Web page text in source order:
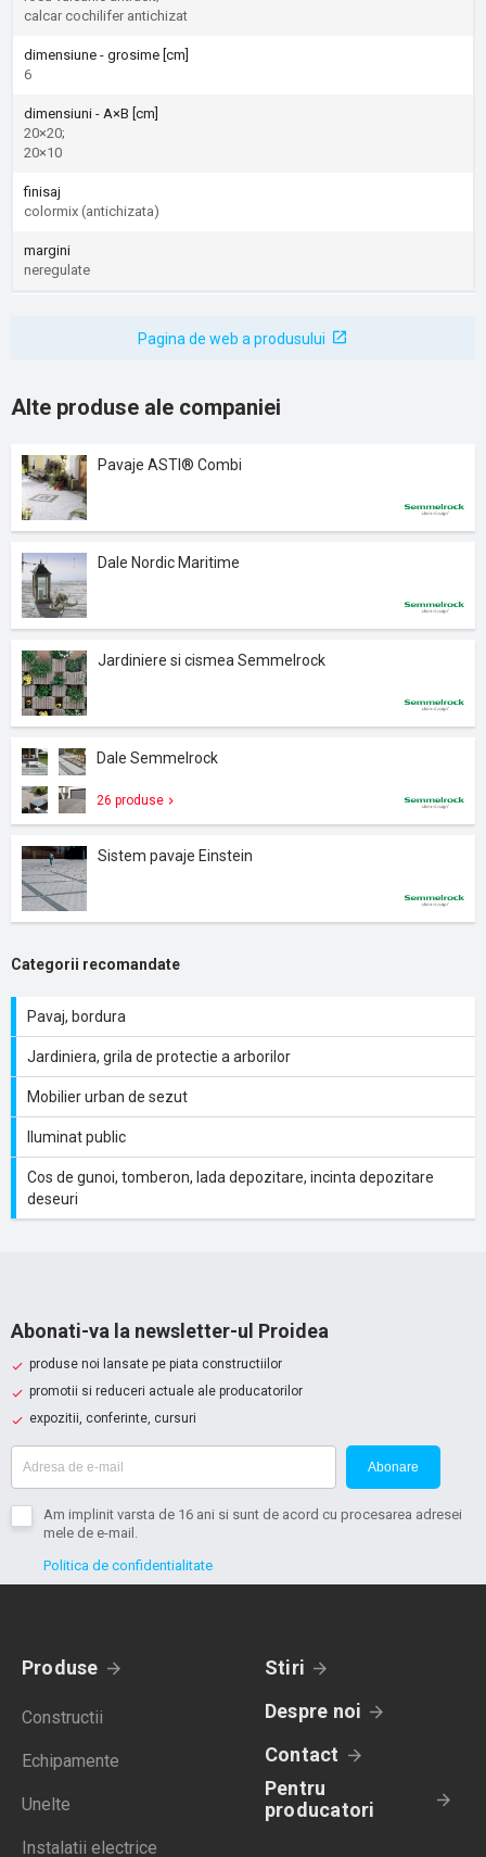
calcar cochilifer antichizat
dimensiune - grosime [cm]
6
dimensiuni - A×B [cm]
20×20;
20×10
finisaj
colormix (antichizata)
margini
neregulate
Pagina de web a produsului
Alte produse ale companiei
Pavaje ASTI® Combi
Dale Nordic Maritime
Jardiniere si cismea Semmelrock
Dale Semmelrock
26 produse
Sistem pavaje Einstein
Categorii recomandate
Pavaj, bordura
Jardiniera, grila de protectie a arborilor
Mobilier urban de sezut
Iluminat public
Cos de gunoi, tomberon, lada depozitare, incinta depozitare
deseuri
Abonati-va la newsletter-ul Proidea
produse noi lansate pe piata constructiilor
promotii si reduceri actuale ale producatorilor
expozitii, conferinte, cursuri
Abonare
Am implinit varsta de 16 ani si sunt de acord cu procesarea adresei
mele de e-mail.
Politica de confidentialitate
Produse
Constructii
Echipamente
Unelte
Instalatii electrice
Stiri
Despre noi
Contact
Pentru
producatori